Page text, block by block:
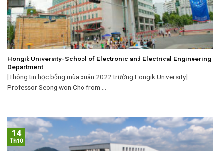
Hongik University-School of Electronic and Electrical Engineering
Department
[Thông tin học bổng mùa xuân 2022 trường Hongik University]
Professor Seong won Cho from ...
14
Th10